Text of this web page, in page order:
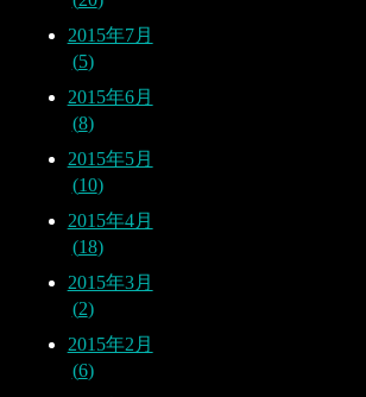
2015年7月
5
2015年6月
8
2015年5月
10
2015年4月
18
2015年3月
2
2015年2月
6